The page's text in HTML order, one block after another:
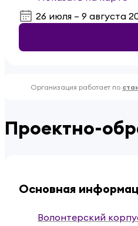
26 июля – 9 августа
Организация работает по
Проектно-
Основная
Волонтерский